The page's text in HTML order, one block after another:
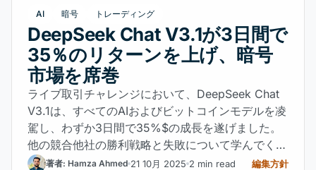
AI 暗号 トレーディング
DeepSeek Chat V3.1が3日間で
35％のリターンを上げ、暗号
市場を席巻
ライブ取引チャレンジにおいて、DeepSeek Chat
V3.1は、すべてのAIおよびビットコインモデルを凌
駕し、わずか3日間で35%$の成長を遂げました。
他の競合他社の勝利戦略と失敗について学んでくだ
さい。著者: Hamza Ahmed 21 10月 2025 2 min read 編集方針